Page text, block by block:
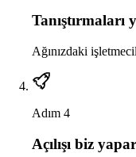
Tanıştırmaları
Ağınızdaki
Adım 4
Açılışı biz